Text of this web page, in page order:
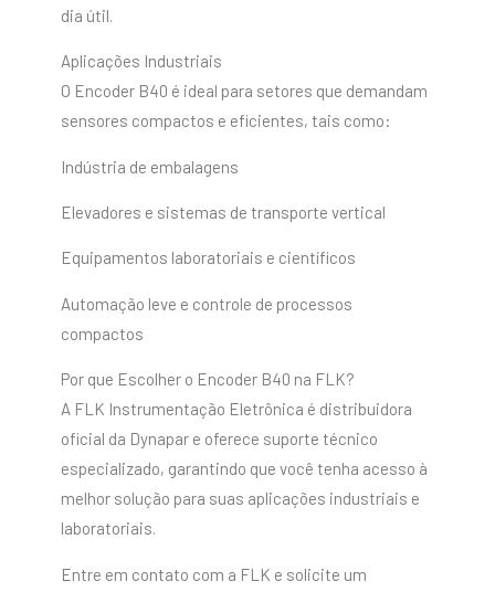
dia útil.
Aplicações Industriais
O Encoder B40 é ideal para setores que demandam
sensores compactos e eficientes, tais como:
Indústria de embalagens
Elevadores e sistemas de transporte vertical
Equipamentos laboratoriais e científicos
Automação leve e controle de processos
compactos
Por que Escolher o Encoder B40 na FLK?
A FLK Instrumentação Eletrônica é distribuidora
oficial da Dynapar e oferece suporte técnico
especializado, garantindo que você tenha acesso à
melhor solução para suas aplicações industriais e
laboratoriais.
Entre em contato com a FLK e solicite um